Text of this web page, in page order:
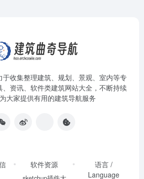
于收集整理建筑、规划、景观、室内等专
、资讯、软件类建筑网站大全，不断持续
大家提供有用的建筑导航服务
软件资源
语言 /
Language